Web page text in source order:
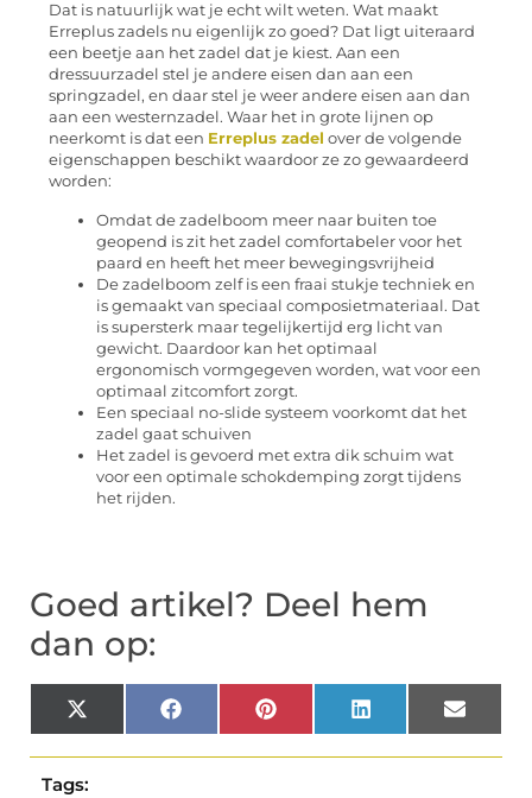
Dat is natuurlijk wat je echt wilt weten. Wat maakt
Erreplus zadels nu eigenlijk zo goed? Dat ligt uiteraard
een beetje aan het zadel dat je kiest. Aan een
dressuurzadel stel je andere eisen dan aan een
springzadel, en daar stel je weer andere eisen aan dan
aan een westernzadel. Waar het in grote lijnen op
neerkomt is dat een Erreplus zadel over de volgende
eigenschappen beschikt waardoor ze zo gewaardeerd
worden:
Omdat de zadelboom meer naar buiten toe
geopend is zit het zadel comfortabeler voor het
paard en heeft het meer bewegingsvrijheid
De zadelboom zelf is een fraai stukje techniek en
is gemaakt van speciaal composietmateriaal. Dat
is supersterk maar tegelijkertijd erg licht van
gewicht. Daardoor kan het optimaal
ergonomisch vormgegeven worden, wat voor een
optimaal zitcomfort zorgt.
Een speciaal no-slide systeem voorkomt dat het
zadel gaat schuiven
Het zadel is gevoerd met extra dik schuim wat
voor een optimale schokdemping zorgt tijdens
het rijden.
Goed artikel? Deel hem
dan op:
X
(Twitter)
Facebook Pinterest LinkedIn Email
Tags: